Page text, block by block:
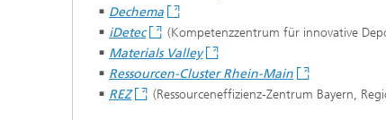
Dechema
iDetec
(Kompetenzzentrum für innovative
Materials Valley
Ressourcen-Cluster Rhein-Main
REZ
(Ressourceneffizienz-Zentrum Bayern,